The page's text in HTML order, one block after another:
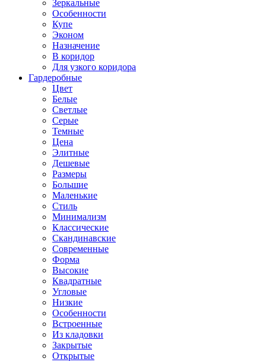
Зеркальные
Особенности
Купе
Эконом
Назначение
В коридор
Для узкого коридора
Гардеробные
Цвет
Белые
Светлые
Серые
Темные
Цена
Элитные
Дешевые
Размеры
Большие
Маленькие
Стиль
Минимализм
Классические
Скандинавские
Современные
Форма
Высокие
Квадратные
Угловые
Низкие
Особенности
Встроенные
Из кладовки
Закрытые
Открытые